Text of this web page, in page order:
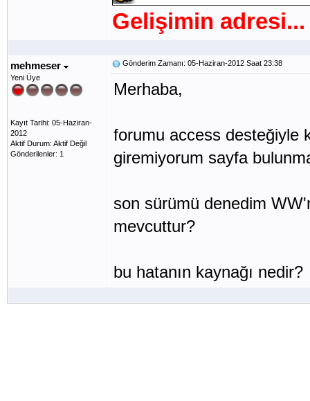
Gelişimin adresi...
mehmeser
Yeni Üye
Kayıt Tarihi: 05-Haziran-
2012
Aktif Durum: Aktif Değil
Gönderilenler: 1
Gönderim Zamanı: 05-Haziran-2012 Saat 23:38
Merhaba,
forumu access desteğiyle
giremiyorum sayfa
son sürümü denedim
mevcuttur?
bu hatanın kaynağı nedir?